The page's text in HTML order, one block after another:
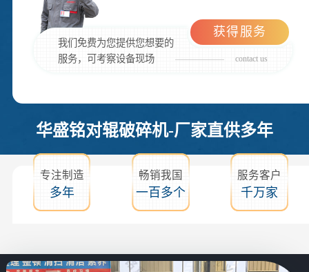
我们免费为您提供您想要的
服务，可考察设备现场
contact us
获得服务
华盛铭对辊破碎机-厂家直供多年
专注制造
多年
畅销我国
一百多个
服务客户
千万家